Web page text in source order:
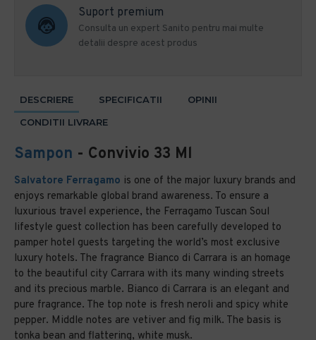
Suport premium
Consulta un expert Sanito pentru mai multe
detalii despre acest produs
DESCRIERE SPECIFICATII
OPINII
CONDITII LIVRARE
Sampon - Convivio 33 Ml
Salvatore Ferragamo is one of the major luxury brands and
enjoys remarkable global brand awareness. To ensure a
luxurious travel experience, the Ferragamo Tuscan Soul
lifestyle guest collection has been carefully developed to
pamper hotel guests targeting the world’s most exclusive
luxury hotels. The fragrance Bianco di Carrara is an homage
to the beautiful city Carrara with its many winding streets
and its precious marble. Bianco di Carrara is an elegant and
pure fragrance. The top note is fresh neroli and spicy white
pepper. Middle notes are vetiver and fig milk. The basis is
tonka bean and flattering, white musk.